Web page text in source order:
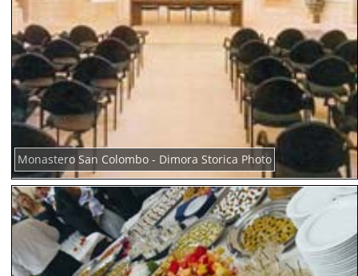
Monastero San Colombo - Dimora Storica Photo